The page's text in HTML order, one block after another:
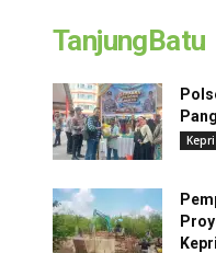
TanjungBatu
Kepri